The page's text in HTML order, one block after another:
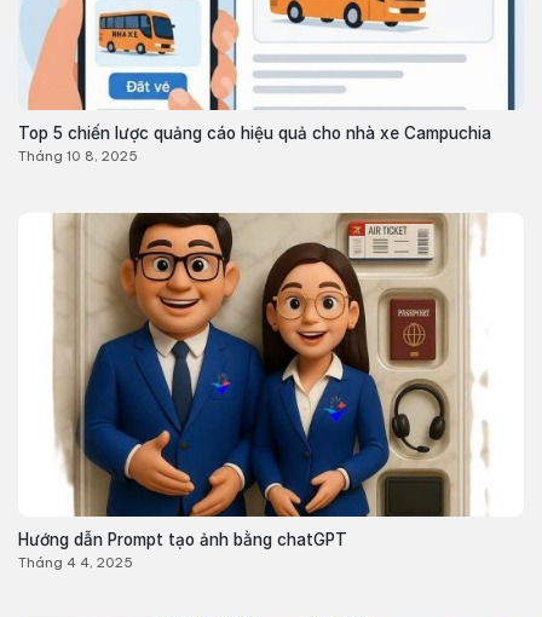
Top 5 chiến lược quảng cáo hiệu quả cho nhà xe Campuchia
Tháng 10 8, 2025
Hướng dẫn Prompt tạo ảnh bằng chatGPT
Tháng 4 4, 2025